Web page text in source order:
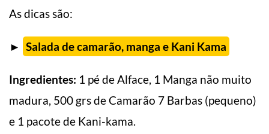
As dicas são:
► Salada de camarão, manga e Kani Kama
Ingredientes: 1 pé de Alface, 1 Manga não muito
madura, 500 grs de Camarão 7 Barbas (pequeno)
e 1 pacote de Kani-kama.